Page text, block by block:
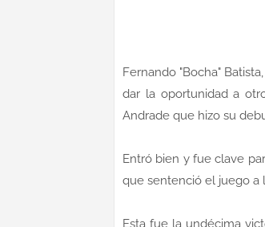
Fernando "Bocha"
dar la oportunidad a
Andrade que hizo su
Entró bien y fue clave
que sentenció el juego a
Esta fue la undécima